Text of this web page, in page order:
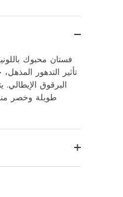
فستان محبوك
تأثير التدهور
البرقوق
طويلة وخصر